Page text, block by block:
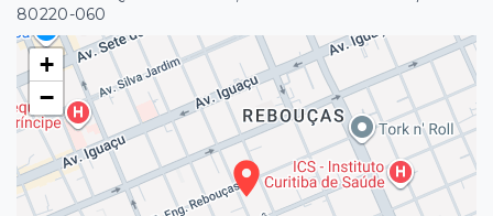
80220-060
+
−